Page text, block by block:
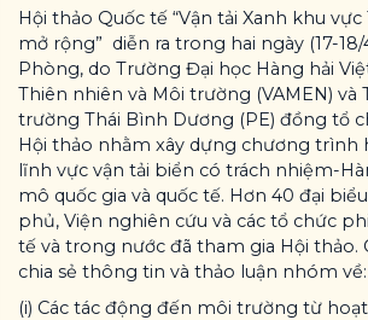
Hội thảo Quốc tế “Vận tải Xanh khu
mở rộng” diễn ra trong hai ngày (17-18/
Phòng, do Trường Đại học Hàng hải
Thiên nhiên và Môi trường (VAMEN) và
trường Thái Bình Dương (PE) đồng tổ
Hội thảo nhằm xây dựng chương trình
lĩnh vực vận tải biển có trách nhiệm-
mô quốc gia và quốc tế. Hơn 40 đại
phủ, Viện nghiên cứu và các tổ chức
tế và trong nước đã tham gia Hội thảo.
chia sẻ thông tin và thảo luận nhóm về:
(i) Các tác động đến môi trường từ